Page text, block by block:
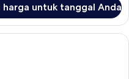
harga untuk tanggal Anda